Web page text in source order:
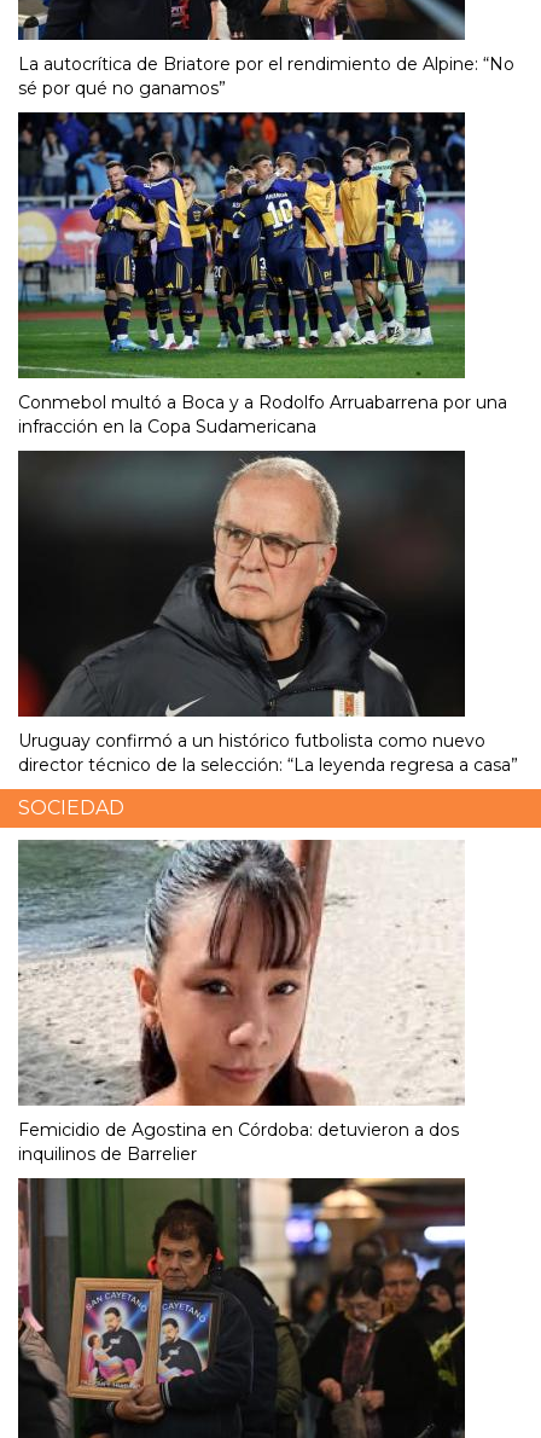
La autocrítica de Briatore por el rendimiento de Alpine: “No
sé por qué no ganamos”
Conmebol multó a Boca y a Rodolfo Arruabarrena por una
infracción en la Copa Sudamericana
Uruguay confirmó a un histórico futbolista como nuevo
director técnico de la selección: “La leyenda regresa a casa”
SOCIEDAD
Femicidio de Agostina en Córdoba: detuvieron a dos
inquilinos de Barrelier